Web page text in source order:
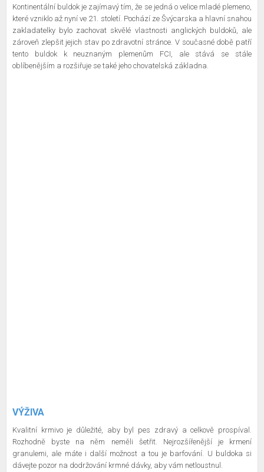
Kontinentální buldok je zajímavý tím, že se jedná o velice mladé plemeno,
které vzniklo až nyní ve 21. století. Pochází ze Švýcarska a hlavní snahou
zakladatelky bylo zachovat skvělé vlastnosti anglických buldoků, ale
zároveň zlepšit jejich stav po zdravotní stránce. V současné době patří
tento buldok k neuznaným plemenům FCI, ale stává se stále
oblíbenějším a rozšiřuje se také jeho chovatelská základna.
VÝŽIVA
Kvalitní krmivo je důležité, aby byl pes zdravý a celkově prospíval.
Rozhodně byste na něm neměli šetřit. Nejrozšířenější je krmení
granulemi, ale máte i další možnost a tou je barfování. U buldoka si
dávejte pozor na dodržování krmné dávky, aby vám netloustnul.